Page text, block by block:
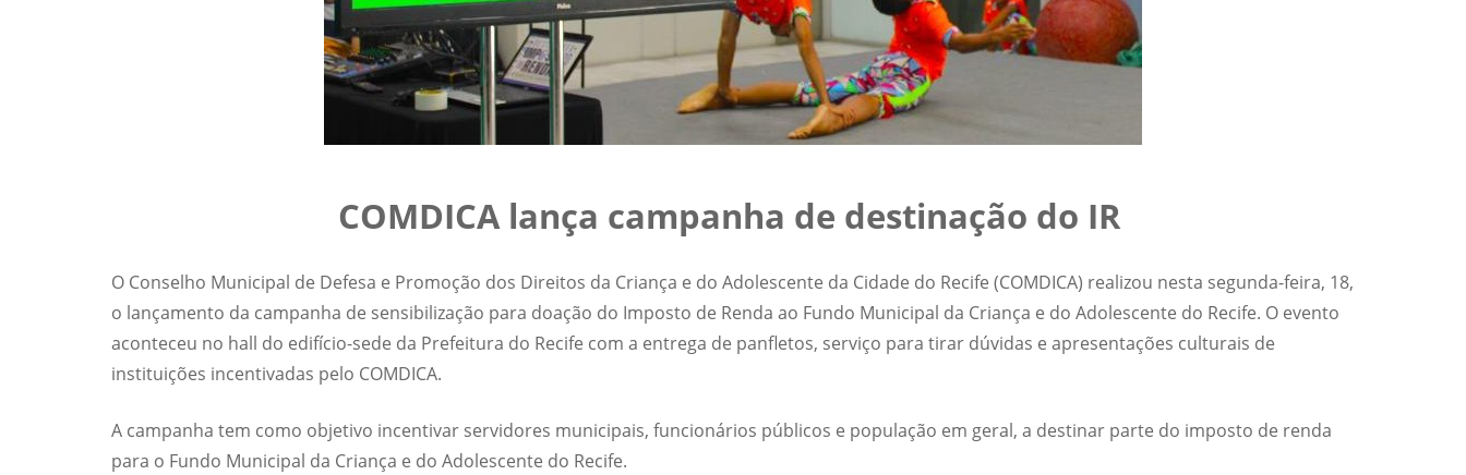
COMDICA lança campanha de destinação do IR
O Conselho Municipal de Defesa e Promoção dos Direitos da Criança e do Adolescente da Cidade do Recife (COMDICA) realizou nesta segunda-feira, 18,
o lançamento da campanha de sensibilização para doação do Imposto de Renda ao Fundo Municipal da Criança e do Adolescente do Recife. O evento
aconteceu no hall do edifício-sede da Prefeitura do Recife com a entrega de panfletos, serviço para tirar dúvidas e apresentações culturais de
instituições incentivadas pelo COMDICA.
A campanha tem como objetivo incentivar servidores municipais, funcionários públicos e população em geral, a destinar parte do imposto de renda
para o Fundo Municipal da Criança e do Adolescente do Recife.